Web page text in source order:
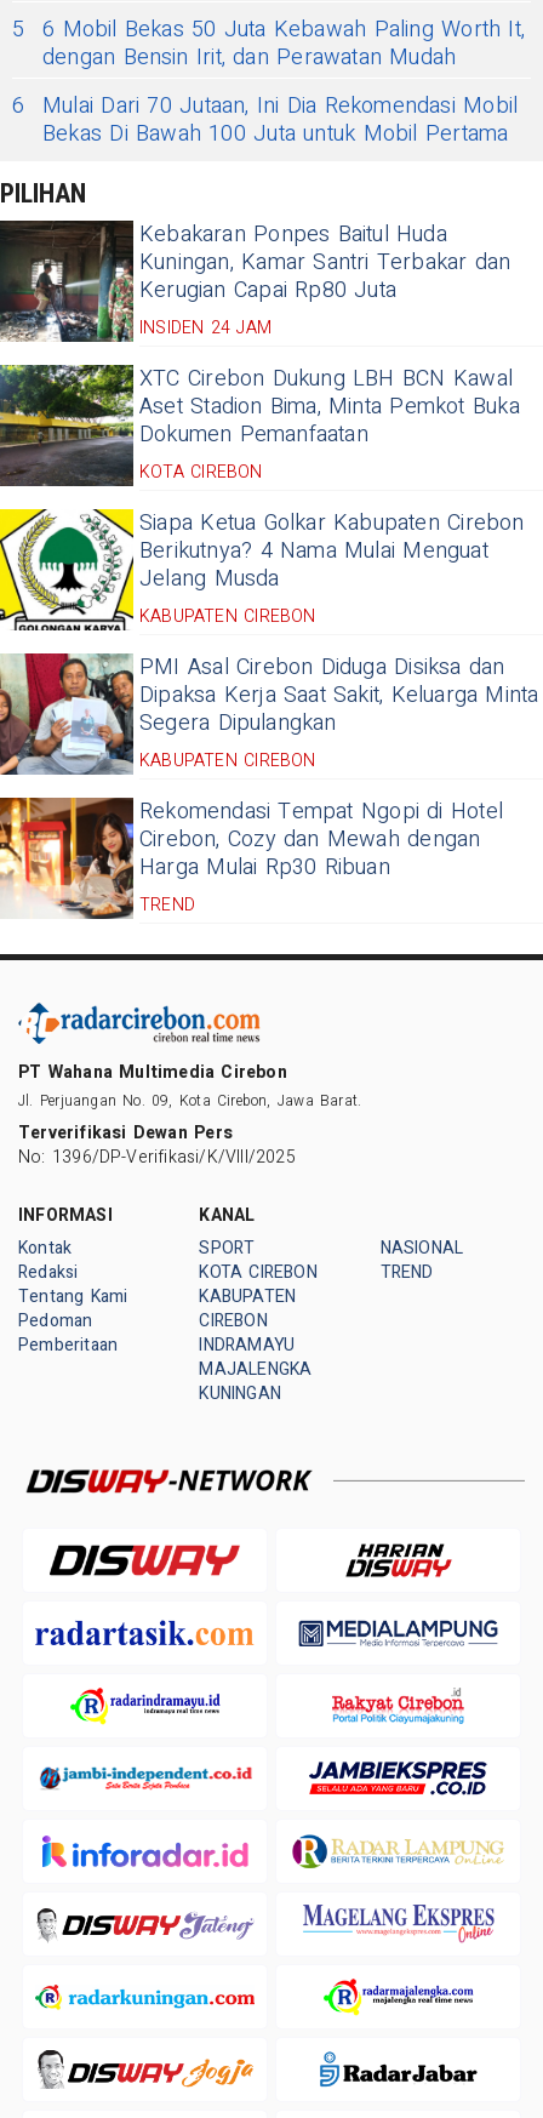
5 6 Mobil Bekas 50 Juta Kebawah Paling Worth It,
dengan Bensin Irit, dan Perawatan Mudah
6
Mulai Dari 70 Jutaan, Ini Dia Rekomendasi Mobil
Bekas Di Bawah 100 Juta untuk Mobil Pertama
PILIHAN
Kebakaran Ponpes Baitul Huda
Kuningan, Kamar Santri Terbakar dan
Kerugian Capai Rp80 Juta
INSIDEN 24 JAM
XTC Cirebon Dukung LBH BCN Kawal
Aset Stadion Bima, Minta Pemkot Buka
Dokumen Pemanfaatan
KOTA CIREBON
Siapa Ketua Golkar Kabupaten Cirebon
Berikutnya? 4 Nama Mulai Menguat
Jelang Musda
KABUPATEN CIREBON
PMI Asal Cirebon Diduga Disiksa dan
Dipaksa Kerja Saat Sakit, Keluarga Minta
Segera Dipulangkan
KABUPATEN CIREBON
Rekomendasi Tempat Ngopi di Hotel
Cirebon, Cozy dan Mewah dengan
Harga Mulai Rp30 Ribuan
TREND
PT Wahana Multimedia Cirebon
Jl. Perjuangan No. 09, Kota Cirebon, Jawa Barat.
Terverifikasi Dewan Pers
No: 1396/DP-Verifikasi/K/VIII/2025
INFORMASI
Kontak
Redaksi
Tentang Kami
Pedoman
Pemberitaan
KANAL
SPORT
KOTA CIREBON
KABUPATEN
CIREBON
INDRAMAYU
MAJALENGKA
KUNINGAN
NASIONAL
TREND